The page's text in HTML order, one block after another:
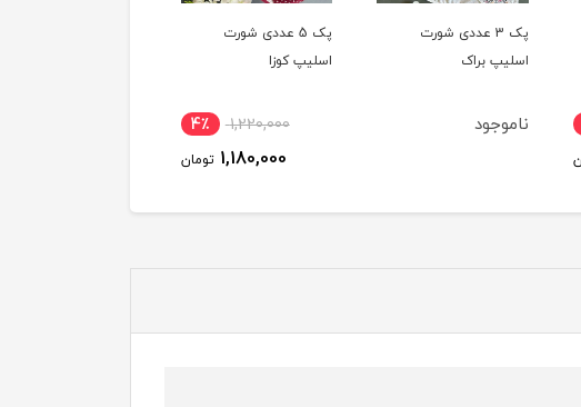
پک 5 عددی شورت
اسلیپ کوزا
1,220,000
پک 5 عددی شورت
اسلیپ کوزا
ناموجود